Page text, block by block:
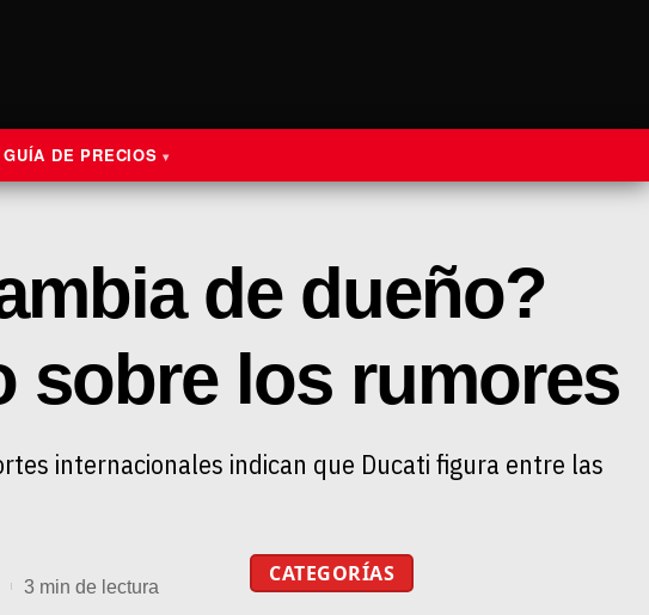
GUÍA DE PRECIOS
de dueño?
sobre los rumores
internacionales indican que Ducati figura entre las
3 min de lectura CATEGORÍAS